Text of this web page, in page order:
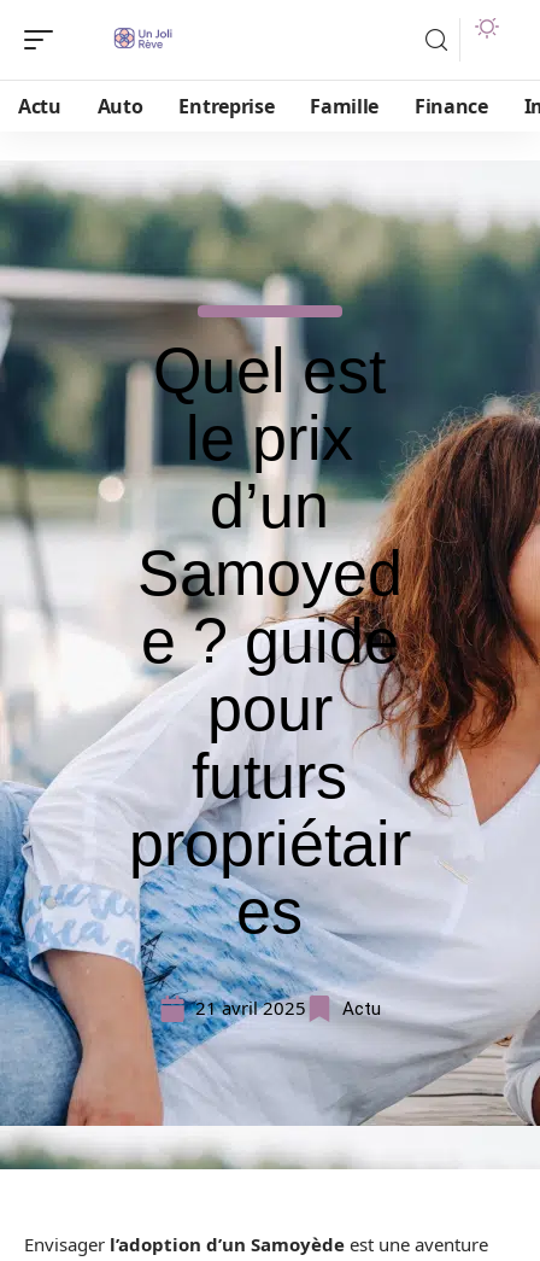
Actu Auto Entreprise Famille Finance
Quel est
le prix
d’un
Samoyed
e ? guide
pour
futurs
propriétair
es
21 avril 2025 Actu
Envisager l’adoption d’un Samoyède est une aventure